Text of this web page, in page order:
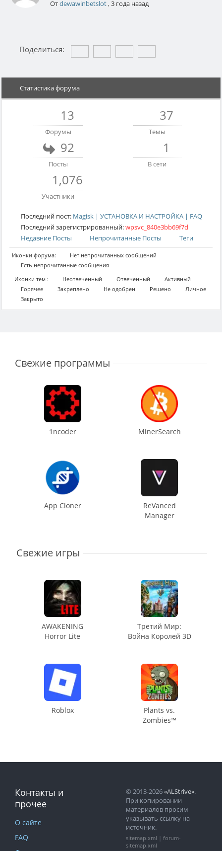
Отdewawinbetslot,3 года назад
Поделиться:
Статистика форума
13
Форумы
37
Темы
92
Посты
1
В сети
1,076
Участники
Последний пост: Magisk | УСТАНОВКА И НАСТРОЙКА | FAQ
Последний зарегистрированный:wpsvc_840e3bb69f7d
Недавние Посты
Непрочитанные Посты Теги
Иконки форума:
Нет непрочитанных сообщений
Есть непрочитанные сообщения
Иконки тем :
Неотвеченный Отвеченный
Активный
Горячее
Закреплено Не одобрен Решено
Личное
Закрыто
Свежие программы
1ncoder MinerSearch
App Cloner
ReVanced
Manager
Свежие игры
AWAKENING
Horror Lite
Третий Мир:
Война Королей 3D
Roblox
Plants vs.
Zombies™
Контакты и
прочее
О сайте
FAQ
© 2013-2026«ALStrive».
При копировании
материалов просим
указывать ссылку на
источник.
sitemap.xml
forum-
sitemap.xml